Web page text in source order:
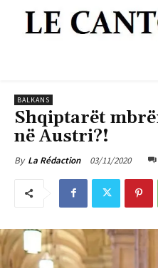
BALKANS
Shqiptarët
në Austri?!
By La Rédaction 03/11/2020